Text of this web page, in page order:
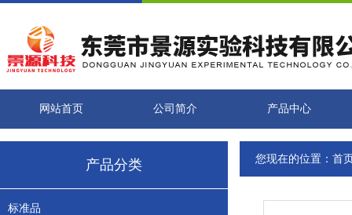
网站首页 公司简介 产品中心
产品分类
标准品
您现在的位置： 首